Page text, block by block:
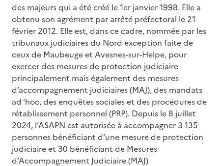
des majeurs qui a été créé le 1er janvier 1998. Elle a
obtenu son agrément par arrêté préfectoral le 21
février 2012. Elle est, dans ce cadre, nommée par les
tribunaux judiciaires du Nord exception faite de
ceux de Maubeuge et Avesnes-sur-Helpe, pour
exercer des mesures de protection judiciaire
principalement mais également des mesures
d’accompagnement judiciaires (MAJ), des mandats
ad ‘hoc, des enquêtes sociales et des procédures de
rétablissement personnel (PRP). Depuis le 8 juillet
2024, l’ASAPN est autorisée à accompagner 3 135
personnes bénéficiant d’une mesure de protection
judiciaire et 30 bénéficiant de Mesures
d’Accompagnement Judiciaire (MAJ)